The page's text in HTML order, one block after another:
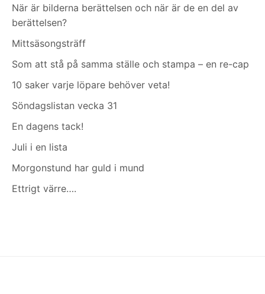
När är bilderna berättelsen och när är de en del av
berättelsen?
Mittsäsongsträff
Som att stå på samma ställe och stampa – en re-cap
10 saker varje löpare behöver veta!
Söndagslistan vecka 31
En dagens tack!
Juli i en lista
Morgonstund har guld i mund
Ettrigt värre….